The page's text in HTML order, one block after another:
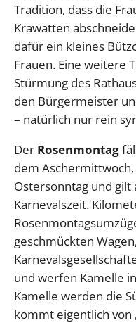
Tradition, dass die
Krawatten
dafür ein kleines
Frauen. Eine weitere
Stürmung des
den Bürgermeister
– natürlich nur rein
Der Rosenmontag
dem
Ostersonntag und
Karnevalszeit.
geschmückten
und werfen Kamelle
Kamelle werden die
kommt eigentlich von